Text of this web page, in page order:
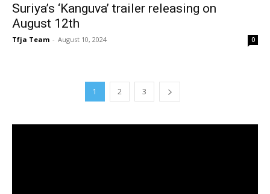
Suriya’s ‘Kanguva’ trailer releasing on
August 12th
Tfja Team - August 10, 2024 0
1 2 3